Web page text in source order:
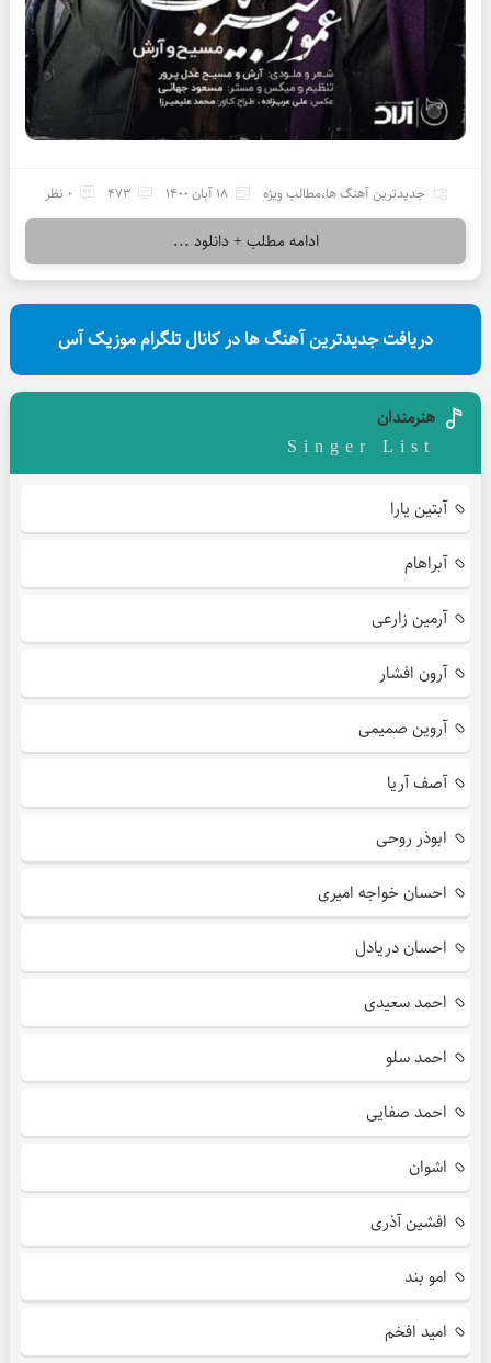
جدیدترین آهنگ ها،مطالب ویژه 18 آبان 1400 473 0 نظر
ادامه مطلب + دانلود ...
دریافت جدیدترین آهنگ ها در کانال تلگرام موزیک آس
هنرمندان
Singer List
آبتین یارا
آبراهام
آرمین زارعی
آرون افشار
آروین صمیمی
آصف آریا
ابوذر روحی
احسان خواجه امیری
احسان دریادل
احمد سعیدی
احمد سلو
احمد صفایی
اشوان
افشین آذری
امو بند
امید افخم